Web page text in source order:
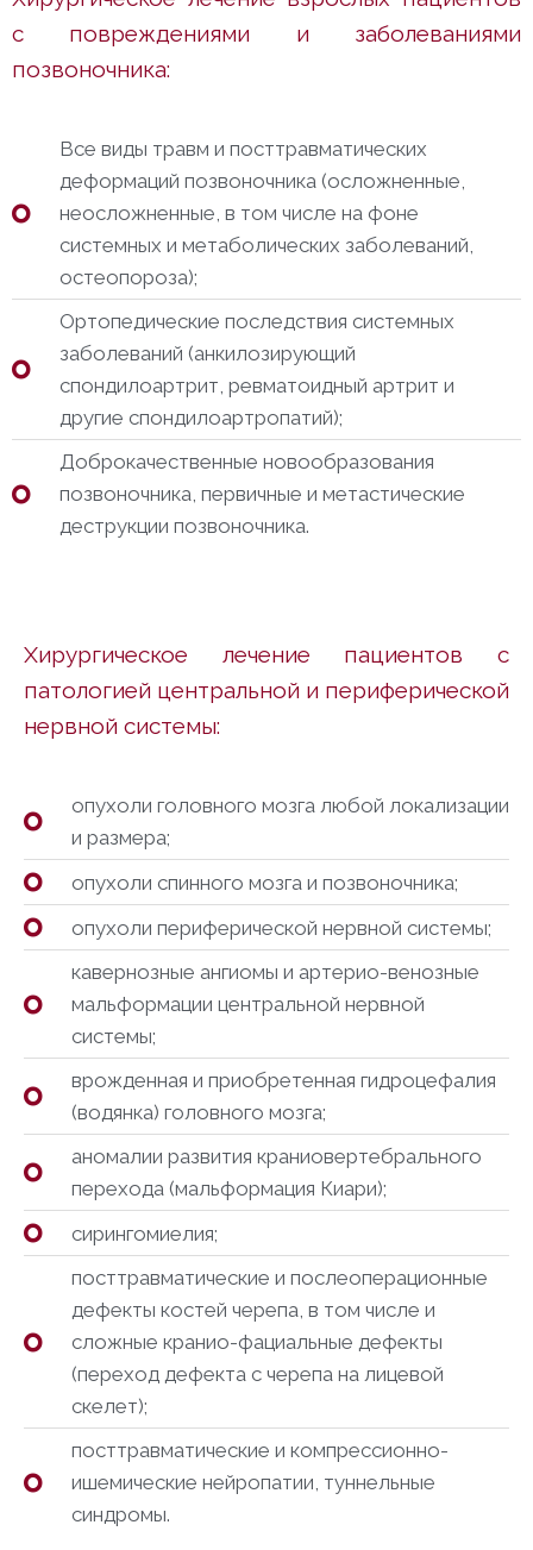
с повреждениями и заболеваниями
позвоночника:
Все виды травм и посттравматических
деформаций позвоночника (осложненные,
неосложненные, в том числе на фоне
системных и метаболических заболеваний,
остеопороза);
Ортопедические последствия системных
заболеваний (анкилозирующий
спондилоартрит, ревматоидный артрит и
другие спондилоартропатий);
Доброкачественные новообразования
позвоночника, первичные и метастические
деструкции позвоночника.
Хирургическое лечение пациентов с
патологией центральной и периферической
нервной системы:
опухоли головного мозга любой локализации
и размера;
опухоли спинного мозга и позвоночника;
опухоли периферической нервной системы;
кавернозные ангиомы и артерио-венозные
мальформации центральной нервной
системы;
врожденная и приобретенная гидроцефалия
(водянка) головного мозга;
аномалии развития краниовертебрального
перехода (мальформация Киари);
сирингомиелия;
посттравматические и послеоперационные
дефекты костей черепа, в том числе и
сложные кранио-фациальные дефекты
(переход дефекта с черепа на лицевой
скелет);
посттравматические и компрессионно-
ишемические нейропатии, туннельные
синдромы.